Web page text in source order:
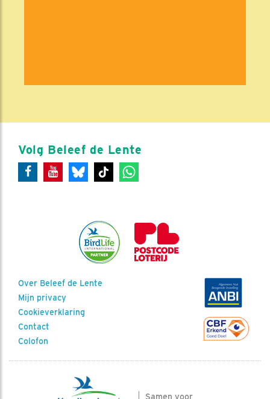
Volg Beleef de Lente
Over Beleef de Lente
Mijn privacy
Cookieverklaring
Contact
Colofon
Samen voor